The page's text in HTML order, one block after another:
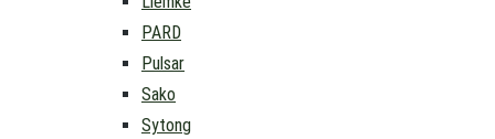
PARD
Pulsar
Sako
Sytong